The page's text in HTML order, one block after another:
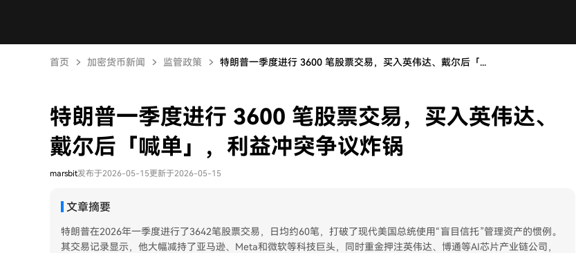
首页 加密货币新闻 监管政策 特朗普一季度进行 3600 笔股票交易，买入英伟达、戴尔后「...
特朗普一季度进行 3600 笔股票交易，买入英伟达、
戴尔后「喊单」，利益冲突争议炸锅
marsbit发布于2026-05-15更新于2026-05-15
文章摘要
特朗普在2026年一季度进行了3642笔股票交易，日均约60笔，打破了现代美国总统使用“盲目信托”管理资产的惯例。
其交易记录显示，他大幅减持了亚马逊、Meta和微软等科技巨头，同时重金押注英伟达、博通等AI芯片产业链公司，